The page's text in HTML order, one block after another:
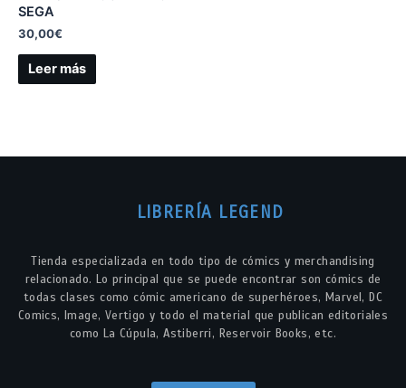
SEGA
30,00€
Leer más
LIBRERÍA LEGEND
Tienda especializada en todo tipo de cómics y merchandising
relacionado. Lo principal que se puede encontrar son cómics de
todas clases como cómic americano de superhéroes, Marvel, DC
Comics, Image, Vertigo y todo el material que publican editoriales
como La Cúpula, Astiberri, Reservoir Books, etc.